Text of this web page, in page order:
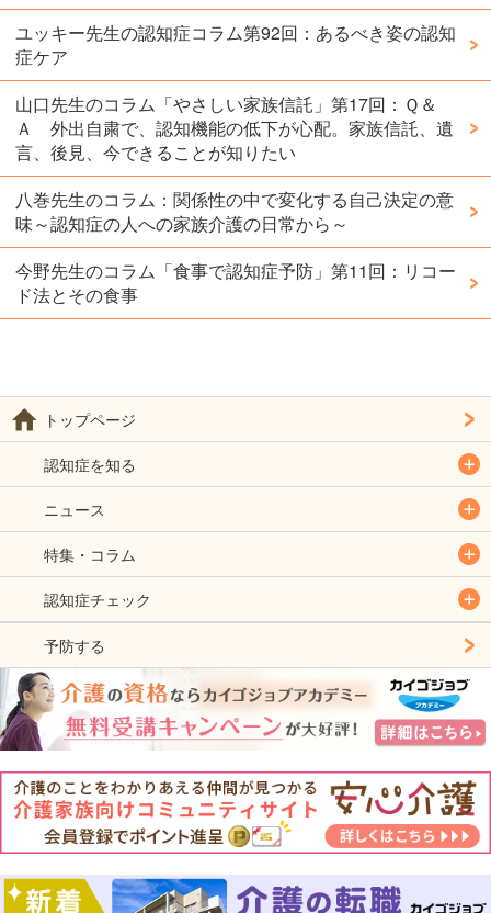
ユッキー先生の認知症コラム第92回：あるべき姿の認知
症ケア
山口先生のコラム「やさしい家族信託」第17回：Ｑ＆
Ａ 外出自粛で、認知機能の低下が心配。家族信託、遺
言、後見、今できることが知りたい
八巻先生のコラム：関係性の中で変化する自己決定の意
味～認知症の人への家族介護の日常から～
今野先生のコラム「食事で認知症予防」第11回：リコー
ド法とその食事
トップページ
認知症を知る
ニュース
特集・コラム
認知症チェック
予防する